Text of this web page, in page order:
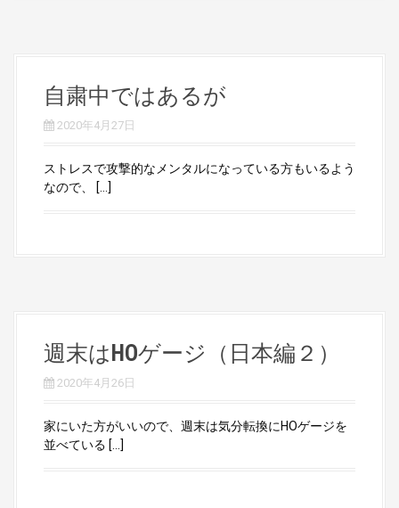
自粛中ではあるが
2020年4月27日
ストレスで攻撃的なメンタルになっている方もいるよう
なので、 […]
週末はHOゲージ（日本編２）
2020年4月26日
家にいた方がいいので、週末は気分転換にHOゲージを
並べている […]